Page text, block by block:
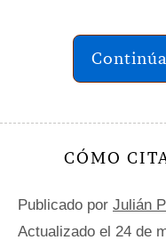
CÓMO
Publicado por Julián
Actualizado el 24 de